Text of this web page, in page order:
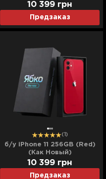
Предзаказ
10 399 грн
(1)
б/у iPhone 11 256GB (Red)
(Как Новый)
Предзаказ
10 399 грн